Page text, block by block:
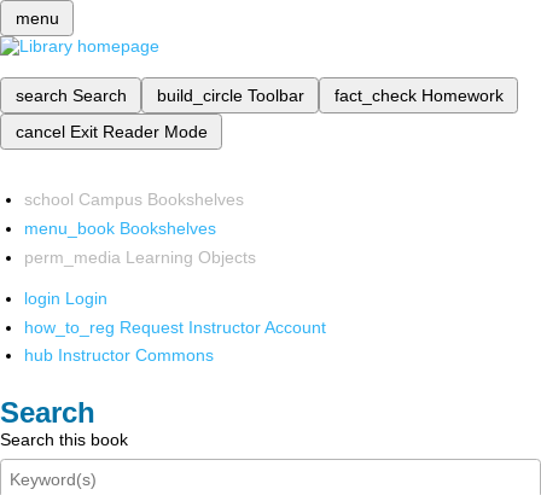
menu
search Search build_circle Toolbar fact_check Homework
cancel Exit Reader Mode
school Campus Bookshelves
menu_book Bookshelves
perm_media Learning Objects
login Login
how_to_reg Request Instructor Account
hub Instructor Commons
Search
Search this book